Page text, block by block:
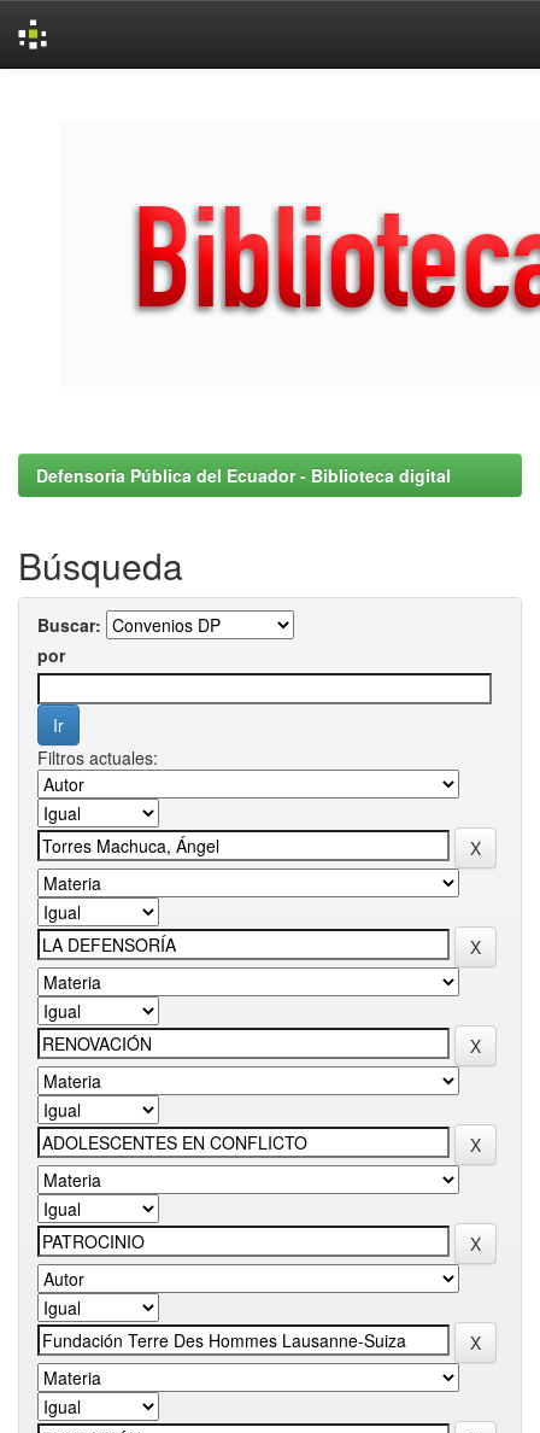
Defensoría Pública del Ecuador - Biblioteca digital
Búsqueda
Buscar:
por
Filtros actuales: